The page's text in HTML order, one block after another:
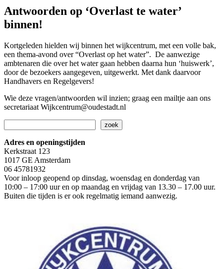
Antwoorden op ‘Overlast te water’
binnen!
Kortgeleden hielden wij binnen het wijkcentrum, met een volle bak,
een thema-avond over “Overlast op het water”. De aanwezige
ambtenaren die over het water gaan hebben daarna hun ‘huiswerk’,
door de bezoekers aangegeven, uitgewerkt. Met dank daarvoor
Handhavers en Regelgevers!
Wie deze vragen/antwoorden wil inzien; graag een mailtje aan ons
secretariaat Wijkcentrum@oudestadt.nl
zoek
Adres en openingstijden
Kerkstraat 123
1017 GE Amsterdam
06 45781932
Voor inloop geopend op dinsdag, woensdag en donderdag van
10:00 – 17:00 uur en op maandag en vrijdag van 13.30 – 17.00 uur.
Buiten die tijden is er ook regelmatig iemand aanwezig.